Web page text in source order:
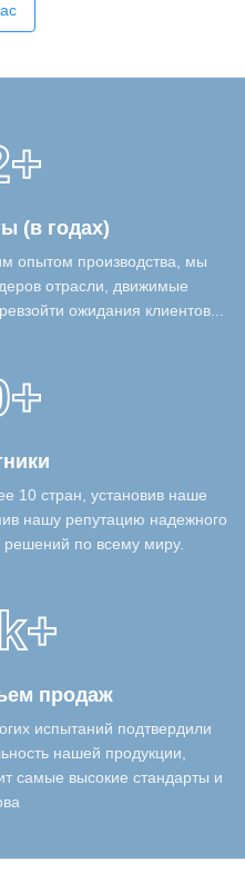
(в годах)
опытом производства, мы
отрасли, движимые
ожидания клиентов...
10 стран, установив наше
нашу репутацию надежного
по всему миру.
продаж
испытаний подтвердили
нашей продукции,
самые высокие стандарты и